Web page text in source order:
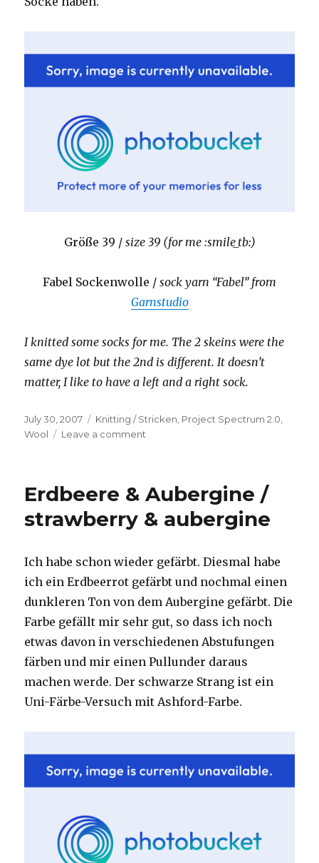
Größe 39 / size 39 (for me :smile_tb:)
Fabel Sockenwolle / sock yarn “Fabel” from
Garnstudio
I knitted some socks for me. The 2 skeins were the
same dye lot but the 2nd is different. It doesn’t
matter, I like to have a left and a right sock.
Posted
on
July 30, 2007 Categories
Knitting / Stricken, Project Spectrum 2.0,
Wool
Leave a comment
/
socks
Erdbeere & Aubergine /
strawberry & aubergine
Ich habe schon wieder gefärbt. Diesmal habe
ich ein Erdbeerrot gefärbt und nochmal einen
dunkleren Ton von dem Aubergine gefärbt. Die
Farbe gefällt mir sehr gut, so dass ich noch
etwas davon in verschiedenen Abstufungen
färben und mir einen Pullunder daraus
machen werde. Der schwarze Strang ist ein
Uni-Färbe-Versuch mit Ashford-Farbe.